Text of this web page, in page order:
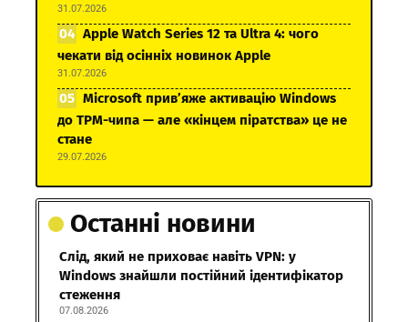
31.07.2026
Apple Watch Series 12 та Ultra 4: чого
чекати від осінніх новинок Apple
31.07.2026
Microsoft прив’яже активацію Windows
до TPM-чипа — але «кінцем піратства» це не
стане
29.07.2026
Останні новини
Слід, який не приховає навіть VPN: у
Windows знайшли постійний ідентифікатор
стеження
07.08.2026